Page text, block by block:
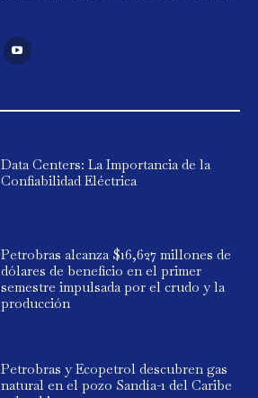
Data Centers: La Importancia de la
Confiabilidad Eléctrica
Petrobras alcanza $16,627 millones de
dólares de beneficio en el primer
semestre impulsada por el crudo y la
producción
Petrobras y Ecopetrol descubren gas
natural en el pozo Sandía-1 del Caribe